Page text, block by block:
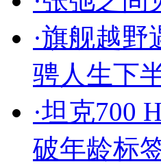
·旗舰越野
骋人生下
·坦克700
破年龄标